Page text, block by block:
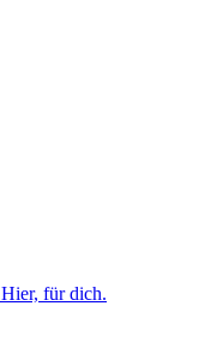
Hier, für dich.